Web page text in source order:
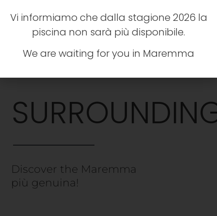
Discover the Maremma
più genuina!
Vi informiamo che dalla stagione 2026 la
piscina non sarà più disponibile.
We are waiting for you in Maremma